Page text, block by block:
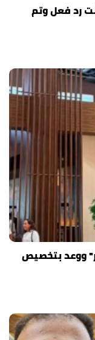
رد فعل وتم
ووعد بتخصيص